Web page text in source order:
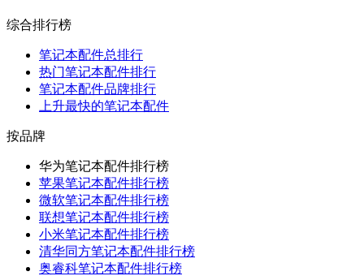
综合排行榜
笔记本配件总排行
热门笔记本配件排行
笔记本配件品牌排行
上升最快的笔记本配件
按品牌
华为笔记本配件排行榜
苹果笔记本配件排行榜
微软笔记本配件排行榜
联想笔记本配件排行榜
小米笔记本配件排行榜
清华同方笔记本配件排行榜
奥睿科笔记本配件排行榜